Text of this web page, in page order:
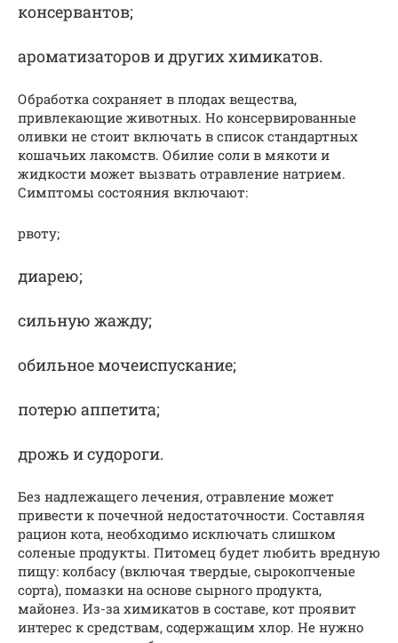
консервантов;
ароматизаторов и других химикатов.
Обработка сохраняет в плодах вещества,
привлекающие животных. Но консервированные
оливки не стоит включать в список стандартных
кошачьих лакомств. Обилие соли в мякоти и
жидкости может вызвать отравление натрием.
Симптомы состояния включают:
рвоту;
диарею;
сильную жажду;
обильное мочеиспускание;
потерю аппетита;
дрожь и судороги.
Без надлежащего лечения, отравление может
привести к почечной недостаточности. Составляя
рацион кота, необходимо исключать слишком
соленые продукты. Питомец будет любить вредную
пищу: колбасу (включая твердые, сырокопченые
сорта), помазки на основе сырного продукта,
майонез. Из-за химикатов в составе, кот проявит
интерес к средствам, содержащим хлор. Не нужно